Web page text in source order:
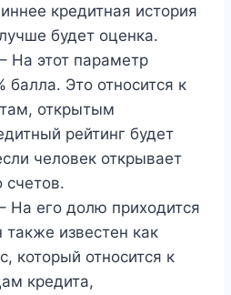
кредитная история
будет оценка.
– На этот параметр
балла. Это относится к
открытым
рейтинг будет
человек открывает
На его долю приходится
также известен как
который относится к
кредита,